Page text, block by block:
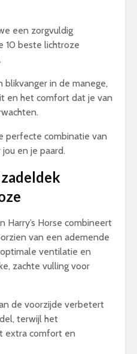
een zorgvuldig
10 beste lichtroze
blikvanger in de manege,
en het comfort dat je van
perfecte combinatie van
en je paard.
Harry’s Horse combineert
van een ademende
ventilatie en
zachte vulling voor
de voorzijde verbetert
terwijl het
extra comfort en